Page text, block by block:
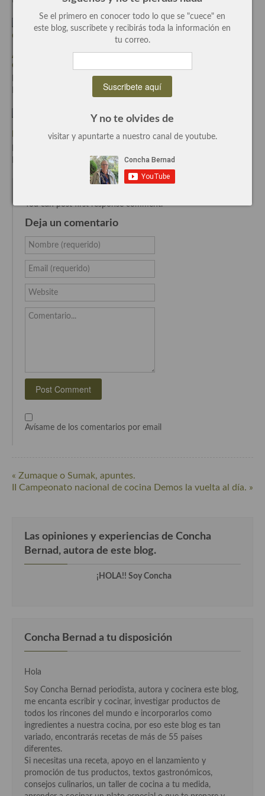
Plato principal
Postres con frutas
Recetas de Cuaresma
Recetas maridadas con los mejores AOVES
Recetas de fiesta, Navidad y días señalados
Resumen tematicos de recetas
Cocina Argentina
Cocina Brasileña
Cocina colombiana
Cocina Venezolana
Cocina de Guatemala
Cocina Mexicana
Cocina de Oriente Medio
Cocina israelí
Cocina libanesa
Cocina Armenia
Cocina Siria
Albóndigas o youvarlakia con avgolemono, una receta griega
deliciosa.
Escrito el Nov-19-2017
13 Comentarios
Mini tarta de fresas, deliciosa y mas fácil imposible
Por Concha Bernadcon3 Comentarios
No hay comentarios
You can post first response comment.
Deja un comentario
Nombre (requerido)
Email (requerido)
Website
Comentario...
Avísame de los comentarios por email
« Zumaque o Sumak, apuntes.
II Campeonato nacional de cocina Demos la vuelta al día. »
Las opiniones y experiencias de Concha
Bernad, autora de este blog.
¡HOLA!! Soy Concha
Concha Bernad a tu disposición
Hola
Soy Concha Bernad periodista, autora y cocinera este blog,
me encanta escribir y cocinar, investigar productos de
todos los rincones del mundo e incorporarlos como
ingredientes a nuestra cocina, por eso este blog es tan
variado, encontrarás recetas de más de 55 países
diferentes.
Si necesitas una receta, apoyo en el lanzamiento y
promoción de tus productos, textos gastronómicos,
consejos culinarios, un taller de cocina a tu medida,
Se el primero en conocer todo lo que se "cuece" en
este blog, suscribete y recibirás toda la información en
tu correo.
Y no te olvides de
visitar y apuntarte a nuestro canal de youtube.